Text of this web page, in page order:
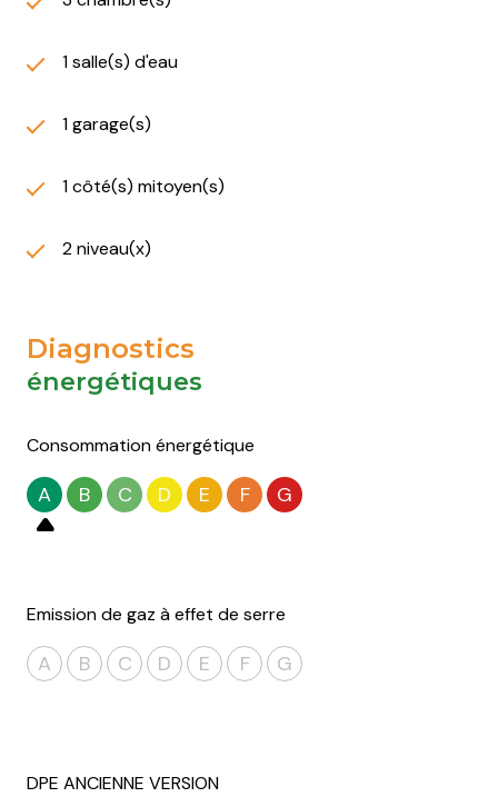
1 salle(s) d'eau
1 garage(s)
1 côté(s) mitoyen(s)
2 niveau(x)
Diagnostics
énergétiques
Consommation énergétique
A B C D E F G
Emission de gaz à effet de serre
A B C D E F G
DPE ANCIENNE VERSION